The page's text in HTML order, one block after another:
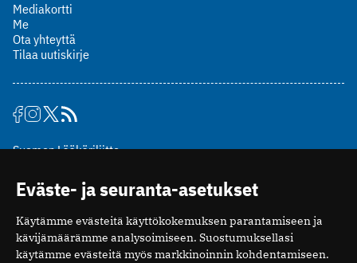
Mediakortti
Me
Ota yhteyttä
Tilaa uutiskirje
Suomen Lääkäriliitto
00510 Helsinki
puh. (09) 393 091
toimitus@potilaanlaakarilehti.fi
ISSN 2323-9476
Eväste- ja seuranta-asetukset
Käytämme evästeitä käyttökokemuksen parantamiseen ja
kävijämäärämme analysoimiseen. Suostumuksellasi
käytämme evästeitä myös markkinoinnin kohdentamiseen.